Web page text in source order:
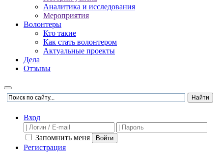
Аналитика и исследования
Мероприятия
Волонтеры
Кто такие
Как стать волонтером
Актуальные проекты
Дела
Отзывы
Вход
Запомнить меня Войти
Регистрация